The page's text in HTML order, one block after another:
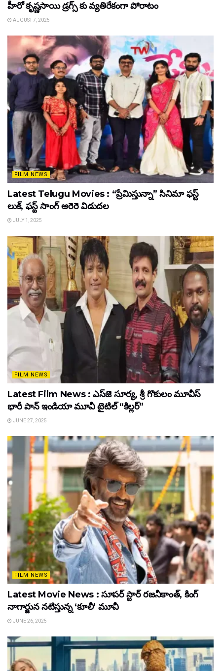
హీరో కృష్ణసాయి డ్రగ్స్ కు వ్యతిరేకంగా పోరాటం
AUGUST 7, 2025
FILM NEWS
Latest Telugu Movies : “ప్రేమిస్తున్నా” సినిమా ఫస్ట్
లుక్, ఫస్ట్ సాంగ్ అరెరె విడుదల
JULY 1, 2025
FILM NEWS
Latest Film News : ఎస్‌జె సూర్య, శ్రీ గొకులం మూవీస్‌
భారీ పాన్‌ ఇండియా మూవీ టైటిల్ “కిల్లర్”
JUNE 27, 2025
FILM NEWS
Latest Movie News : సూపర్ స్టార్ రజనీకాంత్, కింగ్
నాగార్జున నటిస్తున్న ‘కూలీ’ మూవీ
JUNE 26, 2025